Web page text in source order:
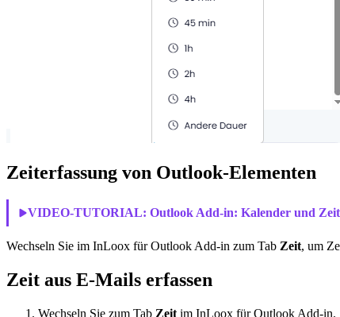
Zeiterfassung von Outlook-Elementen
VIDEO-TUTORIAL: Outlook Add-in: Kalender und
Wechseln Sie im InLoox für Outlook Add-in zum Tab Zeit, um
Zeit aus E-Mails erfassen
Wechseln Sie zum Tab Zeit im InLoox für Outlook Add-in.